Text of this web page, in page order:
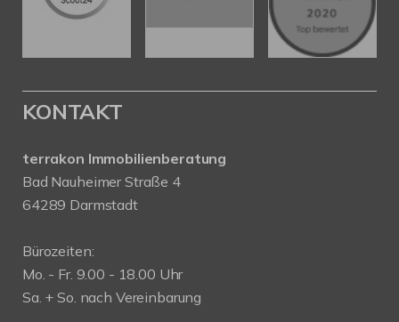
KONTAKT
terrakon Immobilienberatung
Bad Nauheimer Straße 4
64289 Darmstadt
Bürozeiten:
Mo. - Fr. 9.00 - 18.00 Uhr
Sa. + So. nach Vereinbarung